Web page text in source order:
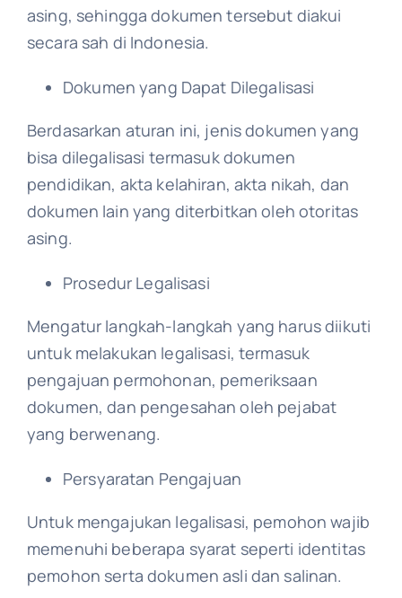
asing, sehingga dokumen tersebut diakui
secara sah di Indonesia.
Dokumen yang Dapat Dilegalisasi
Berdasarkan aturan ini, jenis dokumen yang
bisa dilegalisasi termasuk dokumen
pendidikan, akta kelahiran, akta nikah, dan
dokumen lain yang diterbitkan oleh otoritas
asing.
Prosedur Legalisasi
Mengatur langkah-langkah yang harus diikuti
untuk melakukan legalisasi, termasuk
pengajuan permohonan, pemeriksaan
dokumen, dan pengesahan oleh pejabat
yang berwenang.
Persyaratan Pengajuan
Untuk mengajukan legalisasi, pemohon wajib
memenuhi beberapa syarat seperti identitas
pemohon serta dokumen asli dan salinan.